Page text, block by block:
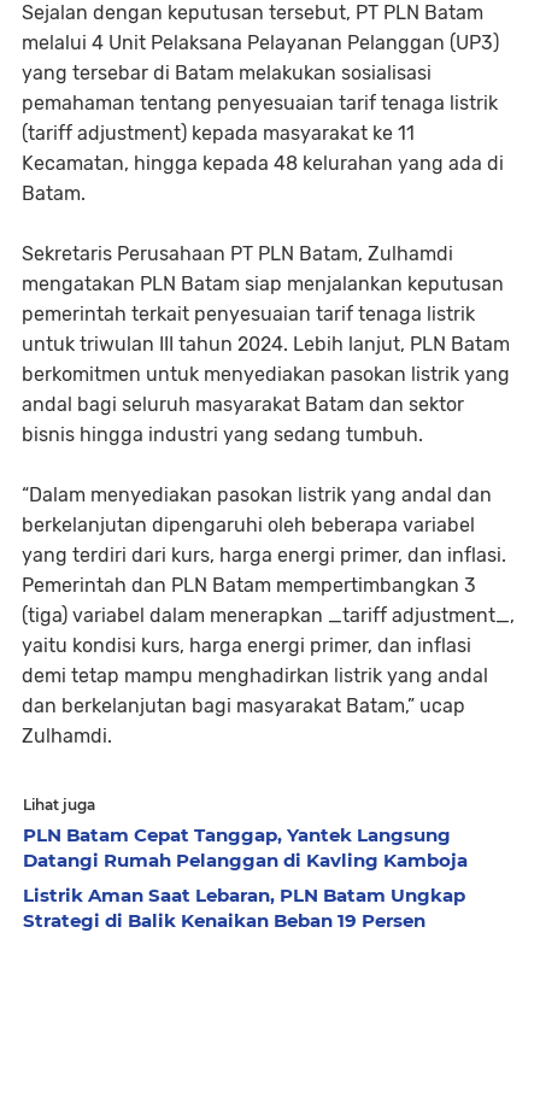
Sejalan dengan keputusan tersebut, PT PLN Batam
melalui 4 Unit Pelaksana Pelayanan Pelanggan (UP3)
yang tersebar di Batam melakukan sosialisasi
pemahaman tentang penyesuaian tarif tenaga listrik
(tariff adjustment) kepada masyarakat ke 11
Kecamatan, hingga kepada 48 kelurahan yang ada di
Batam.
Sekretaris Perusahaan PT PLN Batam, Zulhamdi
mengatakan PLN Batam siap menjalankan keputusan
pemerintah terkait penyesuaian tarif tenaga listrik
untuk triwulan III tahun 2024. Lebih lanjut, PLN Batam
berkomitmen untuk menyediakan pasokan listrik yang
andal bagi seluruh masyarakat Batam dan sektor
bisnis hingga industri yang sedang tumbuh.
“Dalam menyediakan pasokan listrik yang andal dan
berkelanjutan dipengaruhi oleh beberapa variabel
yang terdiri dari kurs, harga energi primer, dan inflasi.
Pemerintah dan PLN Batam mempertimbangkan 3
(tiga) variabel dalam menerapkan _tariff adjustment_,
yaitu kondisi kurs, harga energi primer, dan inflasi
demi tetap mampu menghadirkan listrik yang andal
dan berkelanjutan bagi masyarakat Batam,” ucap
Zulhamdi.
Lihat juga
PLN Batam Cepat Tanggap, Yantek Langsung
Datangi Rumah Pelanggan di Kavling Kamboja
Listrik Aman Saat Lebaran, PLN Batam Ungkap
Strategi di Balik Kenaikan Beban 19 Persen